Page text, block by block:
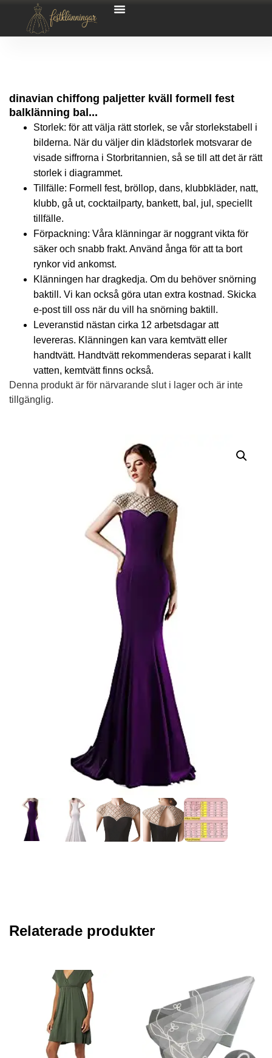
dinavian chiffong paljetter kväll formell fest
balklänning bal...
Storlek: för att välja rätt storlek, se vår storlekstabell i
bilderna. När du väljer din klädstorlek motsvarar de
visade siffrorna i Storbritannien, så se till att det är rätt
storlek i diagrammet.
Tillfälle: Formell fest, bröllop, dans, klubbkläder, natt,
klubb, gå ut, cocktailparty, bankett, bal, jul, speciellt
tillfälle.
Förpackning: Våra klänningar är noggrant vikta för
säker och snabb frakt. Använd ånga för att ta bort
rynkor vid ankomst.
Klänningen har dragkedja. Om du behöver snörning
baktill. Vi kan också göra utan extra kostnad. Skicka
e-post till oss när du vill ha snörning baktill.
Leveranstid nästan cirka 12 arbetsdagar att
levereras. Klänningen kan vara kemtvätt eller
handtvätt. Handtvätt rekommenderas separat i kallt
vatten, kemtvätt finns också.
Denna produkt är för närvarande slut i lager och är inte
tillgänglig.
Relaterade produkter